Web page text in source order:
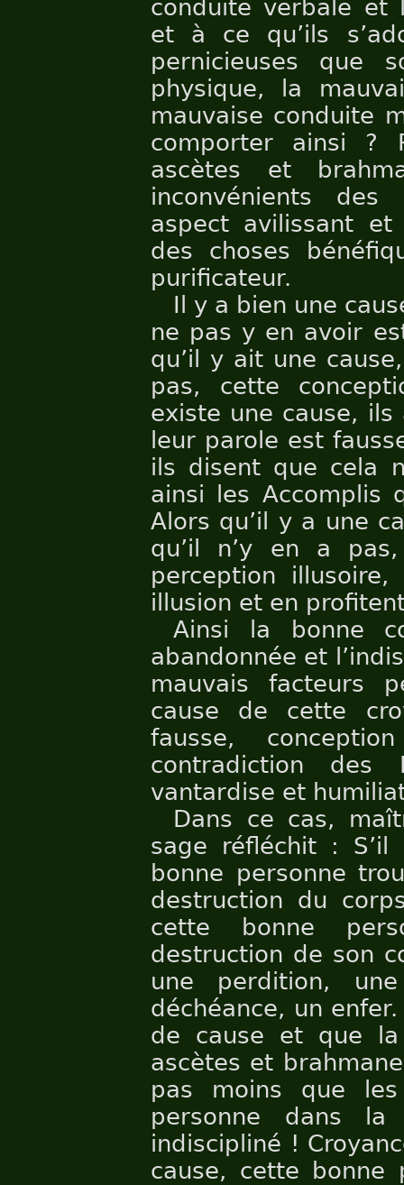
conduite verbale et
et à ce qu’ils
pernicieuses que
physique, la
mauvaise conduite
comporter ainsi ?
ascètes et
inconvénients des
aspect avilissant
des choses
purificateur.
Il y a bien une
ne pas y en avoir
qu’il y ait une
pas, cette
existe une cause, ils
leur parole est
ils disent que cela
ainsi les Accomplis
Alors qu’il y a une
qu’il n’y en a
perception
illusion et en
Ainsi la bonne
abandonnée et
mauvais facteurs
cause de cette
fausse,
contradiction des
vantardise et
Dans ce cas,
sage réfléchit :
bonne personne
destruction du
cette bonne
destruction de son
une perdition,
déchéance, un
de cause et que la
ascètes et
pas moins que
personne dans
indiscipliné !
cause, cette bonne